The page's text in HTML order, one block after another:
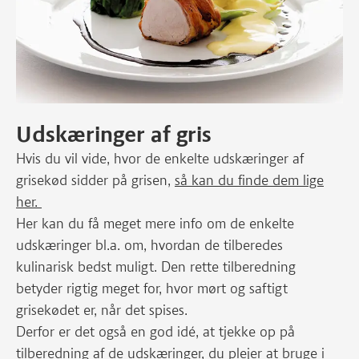
Udskæringer af gris
Hvis du vil vide, hvor de enkelte udskæringer af
grisekød sidder på grisen, så kan du finde dem lige
her.
Her kan du få meget mere info om de enkelte
udskæringer bl.a. om, hvordan de tilberedes
kulinarisk bedst muligt. Den rette tilberedning
betyder rigtig meget for, hvor mørt og saftigt
grisekødet er, når det spises.
Derfor er det også en god idé, at tjekke op på
tilberedning af de udskæringer, du plejer at bruge i